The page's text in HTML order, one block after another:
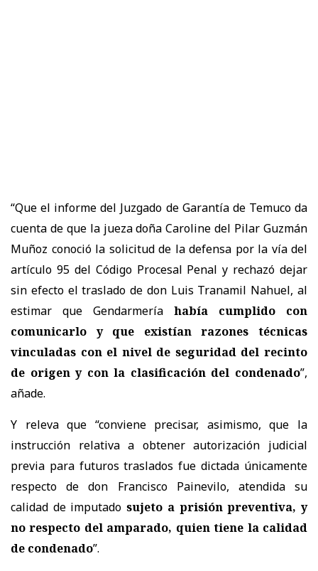
“Que el informe del Juzgado de Garantía de Temuco da
cuenta de que la jueza doña Caroline del Pilar Guzmán
Muñoz conoció la solicitud de la defensa por la vía del
artículo 95 del Código Procesal Penal y rechazó dejar
sin efecto el traslado de don Luis Tranamil Nahuel, al
estimar que Gendarmería había cumplido con
comunicarlo y que existían razones técnicas
vinculadas con el nivel de seguridad del recinto
de origen y con la clasificación del condenado”,
añade.
Y releva que “conviene precisar, asimismo, que la
instrucción relativa a obtener autorización judicial
previa para futuros traslados fue dictada únicamente
respecto de don Francisco Painevilo, atendida su
calidad de imputadosujeto a prisión preventiva, y
no respecto del amparado, quien tiene la calidad
de condenado”.